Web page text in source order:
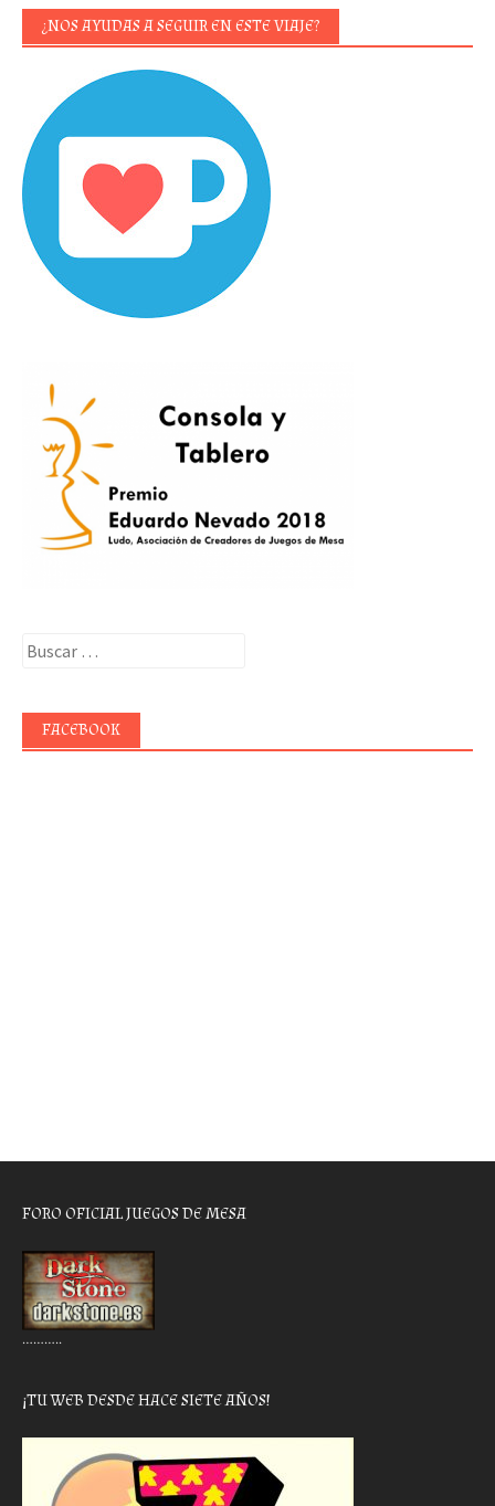
¿NOS AYUDAS A SEGUIR EN ESTE VIAJE?
Buscar:
FACEBOOK
FORO OFICIAL JUEGOS DE MESA
………..
¡TU WEB DESDE HACE SIETE AÑOS!